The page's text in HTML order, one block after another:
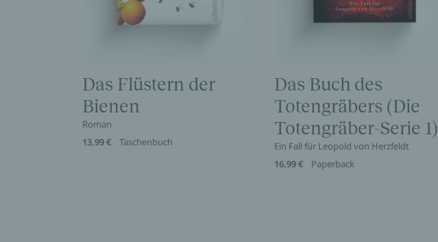
Das Flüstern der
Bienen
Roman
13,99 €
Taschenbuch
Das Buch des
Totengräbers (Die
Totengräber-Serie 1)
Ein Fall für Leopold von Herzfeldt
16,99 €
Paperback